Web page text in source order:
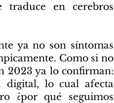
traduce en cerebros
ya no son síntomas
Como si no
2023 ya lo confirman:
digital, lo cual afecta
¿por qué seguimos